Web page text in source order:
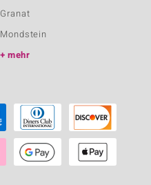
Granat
Mondstein
mehr